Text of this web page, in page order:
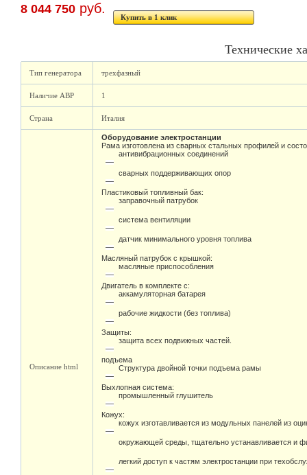
8 044 750 руб.
Купить в 1 клик
Технические
Тип генератора трехфазный
Наличие АВР 1
Страна Италия
Описание html
Оборудование электростанции
Рама изготовлена из сварных стальных профилей и
антивибрационных соединений
сварных поддерживающих опор
Пластиковый топливный бак:
заправочный патрубок
система вентиляции
датчик минимального уровня топлива
Масляный патрубок с крышкой:
масляные приспособления
Двигатель в комплекте с:
аккамуляторная батарея
рабочие жидкости (без топлива)
Защиты:
защита всех подвижных частей.
подъема
Структура двойной точки подъема рамы
Выхлопная система:
промышленный глушитель
Кожух:
кожух изготавливается из модульных панелей из
окружающей среды, тщательно устанавливается и
легкий доступ к частям электростанции при